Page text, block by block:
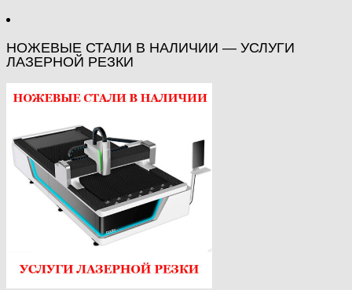
НОЖЕВЫЕ СТАЛИ В НАЛИЧИИ — УСЛУГИ
ЛАЗЕРНОЙ РЕЗКИ